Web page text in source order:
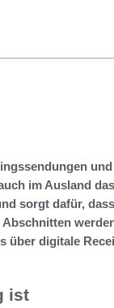
im Ausland
sorgt dafür,
über digitale
ist